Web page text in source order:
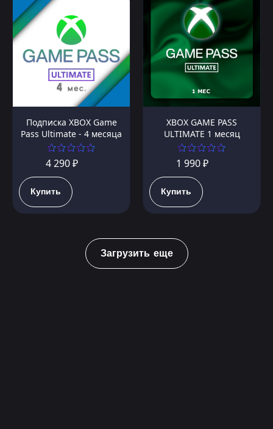
Подписка XBOX Game
Pass Ultimate - 4 месяца
4 290 ₽
Купить
XBOX GAME PASS
ULTIMATE 1 месяц
1 990 ₽
Купить
Загрузить еще